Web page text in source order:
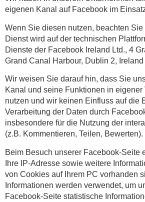
eigenen Kanal auf Facebook im
Wenn Sie diesen nutzen, beachten
Dienst wird auf der technischen
Dienste der Facebook Ireland Ltd., 4
Grand Canal Harbour, Dublin 2,
Wir weisen Sie darauf hin, dass Sie
Kanal und seine Funktionen in eigener
nutzen und wir keinen Einfluss auf die
Verarbeitung der Daten durch
insbesondere für die Nutzung der
(z.B. Kommentieren, Teilen, Bewerten).
Beim Besuch unserer Facebook-Seite
Ihre IP-Adresse sowie weitere
von Cookies auf Ihrem PC vorhanden
Informationen werden verwendet, um
Facebook-Seite statistische